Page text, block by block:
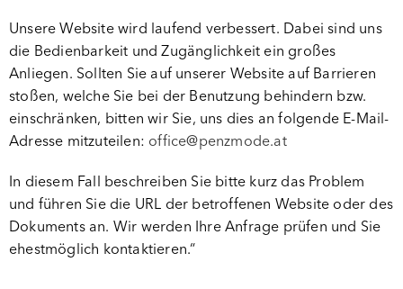
Unsere Website wird laufend verbessert. Dabei sind uns
die Bedienbarkeit und Zugänglichkeit ein großes
Anliegen. Sollten Sie auf unserer Website auf Barrieren
stoßen, welche Sie bei der Benutzung behindern bzw.
einschränken, bitten wir Sie, uns dies an folgende E-Mail-
Adresse mitzuteilen: office@penzmode.at
In diesem Fall beschreiben Sie bitte kurz das Problem
und führen Sie die URL der betroffenen Website oder des
Dokuments an. Wir werden Ihre Anfrage prüfen und Sie
ehestmöglich kontaktieren.“